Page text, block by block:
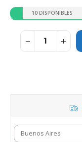
10 DISPONIBLES